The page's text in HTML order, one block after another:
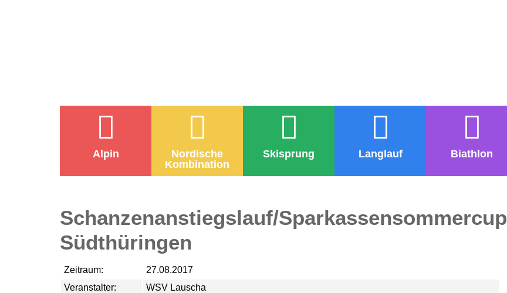
Alpin
Nordische
Kombination
Skisprung Langlauf Biathlon
Schanzenanstiegslauf/Sparkassensommercup
Südthüringen
Zeitraum:
27.08.2017
Veranstalter:
WSV Lauscha